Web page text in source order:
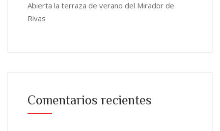
Abierta la terraza de verano del Mirador de
Rivas
Comentarios recientes